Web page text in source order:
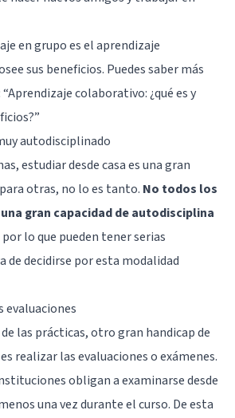
en grupo es el aprendizaje
sus beneficios. Puedes saber más
“Aprendizaje colaborativo: ¿qué es y
autodisciplinado
estudiar desde casa es una gran
otras, no lo es tanto. No todos los
gran capacidad de autodisciplina
por lo que pueden tener serias
de decidirse por esta modalidad
evaluaciones
las prácticas, otro gran handicap de
realizar las evaluaciones o exámenes.
obligan a examinarse desde
una vez durante el curso. De esta